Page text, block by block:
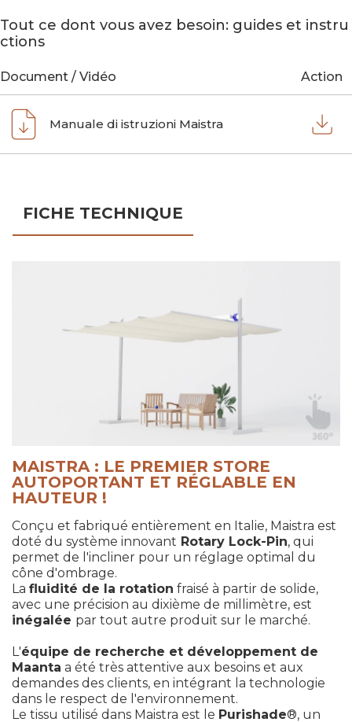
Tout ce dont vous avez besoin: guides et instru
ctions
Document / Vidéo Action
Manuale di istruzioni Maistra
FICHE TECHNIQUE
MAISTRA : LE PREMIER STORE
AUTOPORTANT ET RÉGLABLE EN
HAUTEUR !
Conçu et fabriqué entièrement en Italie, Maistra est
doté du système innovant Rotary Lock-Pin, qui
permet de l'incliner pour un réglage optimal du
cône d'ombrage.
La fluidité de la rotation fraisé à partir de solide,
avec une précision au dixième de millimètre, est
inégalée par tout autre produit sur le marché.
L'équipe de recherche et développement de
Maanta a été très attentive aux besoins et aux
demandes des clients, en intégrant la technologie
dans le respect de l'environnement.
Le tissu utilisé dans Maistra est le Purishade®, un